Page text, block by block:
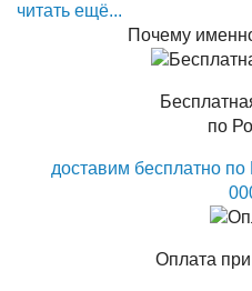
читать ещё...
Почему
по
доставим бесплатно по
Оплата